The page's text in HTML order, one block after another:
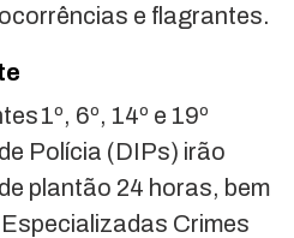
e flagrantes.
1º, 6º, 14º e 19º
Polícia (DIPs) irão
plantão 24 horas, bem
Crimes